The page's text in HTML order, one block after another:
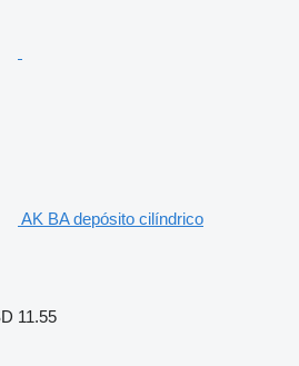
ΑΚ ΒΑ depósito cilíndrico
11.55